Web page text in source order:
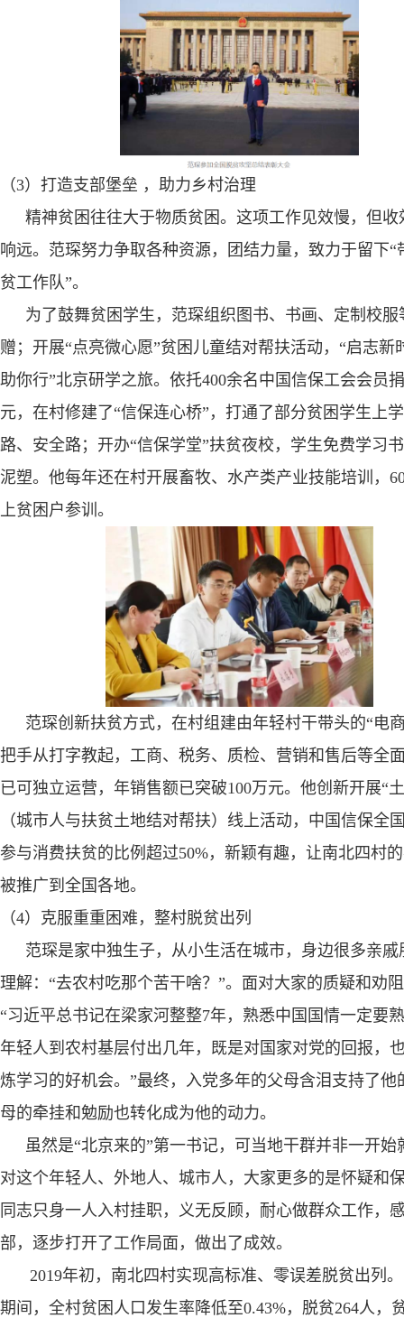
（3）打造支部堡垒 ，助力乡村治理
精神贫困往往大于物质贫困。这项工作见效慢，但收
响远。范琛努力争取各种资源，团结力量，致力于留下“
贫工作队”。
为了鼓舞贫困学生，范琛组织图书、书画、定制校服
赠；开展“点亮微心愿”贫困儿童结对帮扶活动，“启志新
助你行”北京研学之旅。依托400余名中国信保工会会员
元，在村修建了“信保连心桥”，打通了部分贫困学生上
路、安全路；开办“信保学堂”扶贫夜校，学生免费学习
泥塑。他每年还在村开展畜牧、水产类产业技能培训，
上贫困户参训。
范琛创新扶贫方式，在村组建由年轻村干带头的“电
把手从打字教起，工商、税务、质检、营销和售后等全
已可独立运营，年销售额已突破100万元。他创新开展“
（城市人与扶贫土地结对帮扶）线上活动，中国信保全
参与消费扶贫的比例超过50%，新颖有趣，让南北四村
被推广到全国各地。
（4）克服重重困难，整村脱贫出列
范琛是家中独生子，从小生活在城市，身边很多亲戚
理解：“去农村吃那个苦干啥？”。面对大家的质疑和劝
“习近平总书记在梁家河整整7年，熟悉中国国情一定要
年轻人到农村基层付出几年，既是对国家对党的回报，
炼学习的好机会。”最终，入党多年的父母含泪支持了他
母的牵挂和勉励也转化成为他的动力。
虽然是“北京来的”第一书记，可当地干群并非一开始
对这个年轻人、外地人、城市人，大家更多的是怀疑和
同志只身一人入村挂职，义无反顾，耐心做群众工作，
部，逐步打开了工作局面，做出了成效。
2019年初，南北四村实现高标准、零误差脱贫出列
期间，全村贫困人口发生率降低至0.43%，脱贫264人，